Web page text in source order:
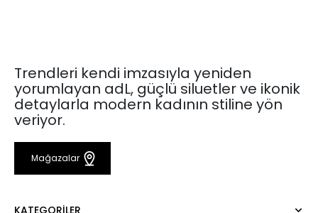
Trendleri kendi imzasıyla yeniden
yorumlayan adL, güçlü siluetler ve ikonik
detaylarla modern kadının stiline yön
veriyor.
Mağazalar
KATEGORILER